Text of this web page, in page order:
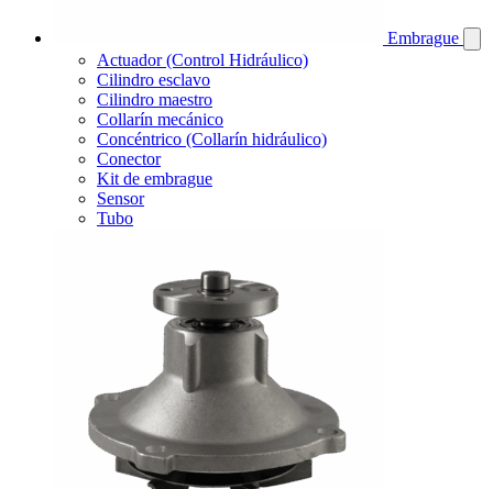
Embrague
Actuador (Control Hidráulico)
Cilindro esclavo
Cilindro maestro
Collarín mecánico
Concéntrico (Collarín hidráulico)
Conector
Kit de embrague
Sensor
Tubo